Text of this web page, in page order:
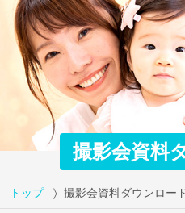
撮影会資料
トップ 撮影会資料ダウンロー